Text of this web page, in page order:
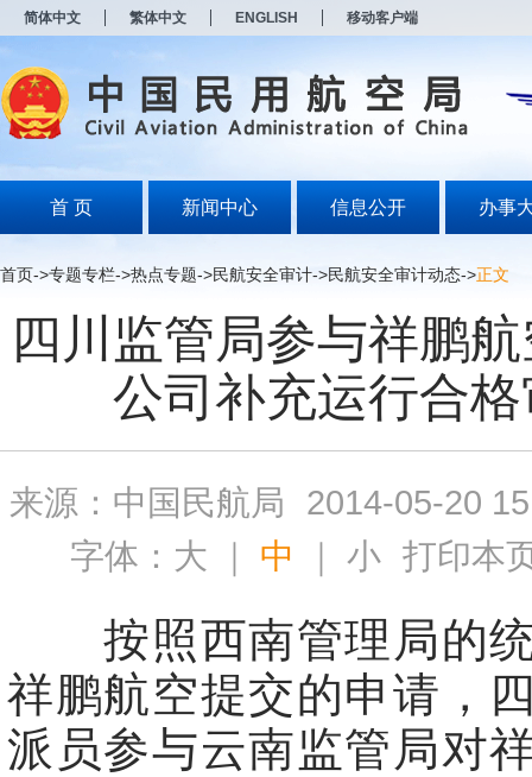
简体中文 繁体中文 ENGLISH 移动客户端
首 页 新闻中心 信息公开 办事
首页->专题专栏->热点专题->民航安全审计->民航安全审计动态->正文
四川监管局参与祥鹏
公司补充运行合
来源：中国民航局
2014-05-20
字体： 大 ｜ 中 ｜小 打印本
按照西南管理局的统
祥鹏航空提交的申请，
派员参与云南监管局对
打
开
无
障
说
按
Alt
盲
式